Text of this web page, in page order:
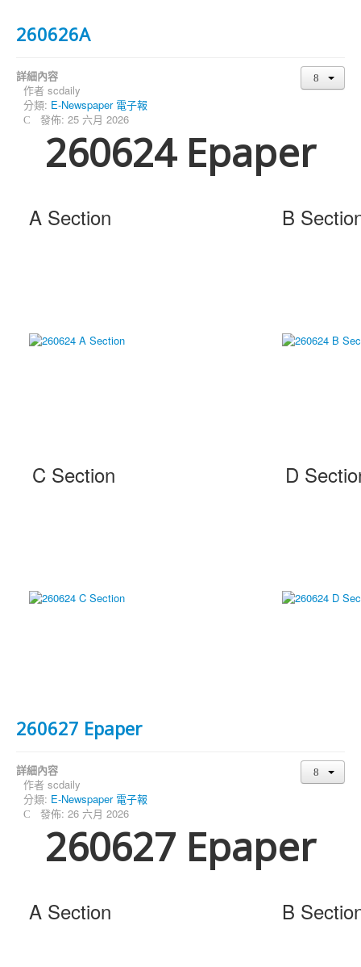
260626A
詳細內容
作者 scdaily
分類: E-Newspaper 電子報
發佈: 25 六月 2026
260624 Epaper
A Section B
C Section D
260627 Epaper
詳細內容
作者 scdaily
分類: E-Newspaper 電子報
發佈: 26 六月 2026
260627 Epaper
A Section B